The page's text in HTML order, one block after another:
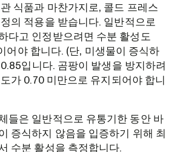
식품과 마찬가지로, 콜드 프레스
의 적용을 받습니다. 일반적으로
다고 인정받으려면 수분 활성도
어야 합니다. (단, 미생물이 증식하
입니다. 곰팡이 발생을 방지하려
가 0.70 미만으로 유지되어야 합니
들은 일반적으로 유통기한 동안 바
증식하지 않음을 입증하기 위해 최
수분 활성을 측정합니다.